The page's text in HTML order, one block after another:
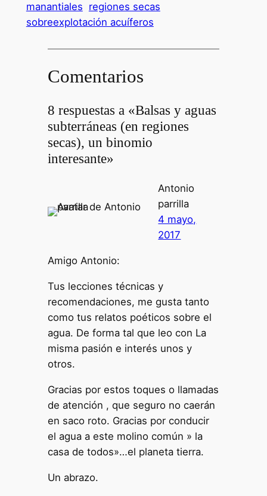
manantiales regiones secas
sobreexplotación acuíferos
Comentarios
8 respuestas a «Balsas y aguas
subterráneas (en regiones
secas), un binomio
interesante»
Antonio
parrilla
4 mayo,
2017
Amigo Antonio:
Tus lecciones técnicas y
recomendaciones, me gusta tanto
como tus relatos poéticos sobre el
agua. De forma tal que leo con La
misma pasión e interés unos y
otros.
Gracias por estos toques o llamadas
de atención , que seguro no caerán
en saco roto. Gracias por conducir
el agua a este molino común » la
casa de todos»…el planeta tierra.
Un abrazo.